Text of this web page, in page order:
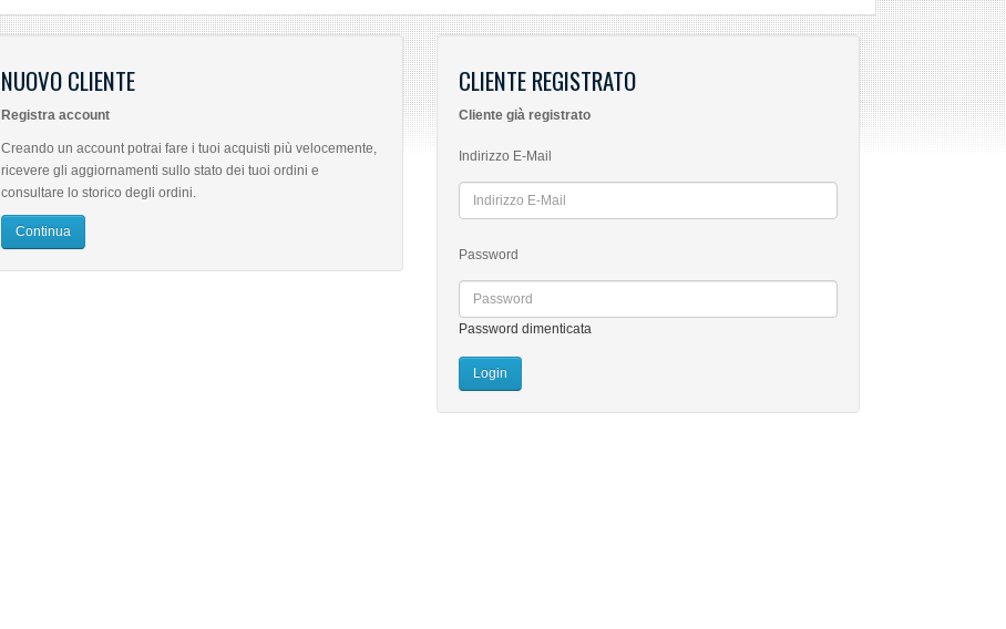
NUOVO CLIENTE
Registra account
Creando un account potrai fare i tuoi acquisti più velocemente,
ricevere gli aggiornamenti sullo stato dei tuoi ordini e
consultare lo storico degli ordini.
Continua
CLIENTE REGISTRATO
Cliente già registrato
Indirizzo E-Mail
Password
Password dimenticata